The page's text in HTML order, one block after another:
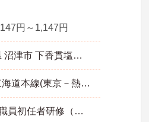
円～1,147円
静岡県 沼津市 下香貫塩満1830-2
ＪＲ東海道本線(東京－熱海)「沼津駅」バス・車9分
■介護職員初任者研修（ヘルパー2級）以上必須 ■普通自動車運転免許あれば尚可